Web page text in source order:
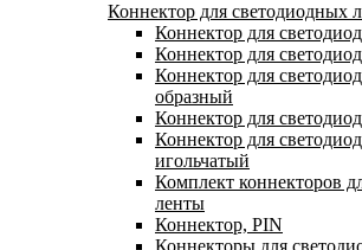
Коннектор для светодиодных
Коннектор для
Коннектор для
Коннектор для
образный
Коннектор для
Коннектор для
игольчатый
Комплект коннекторов
ленты
Коннектор, PIN
Коннекторы для